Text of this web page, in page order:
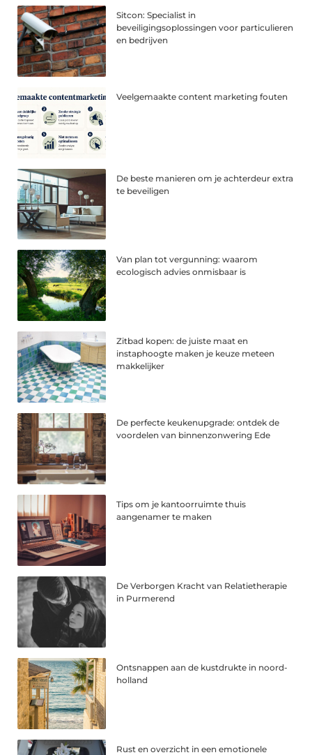
Sitcon: Specialist in
beveiligingsoplossingen voor particulieren
en bedrijven
Veelgemaakte content marketing fouten
De beste manieren om je achterdeur extra
te beveiligen
Van plan tot vergunning: waarom
ecologisch advies onmisbaar is
Zitbad kopen: de juiste maat en
instaphoogte maken je keuze meteen
makkelijker
De perfecte keukenupgrade: ontdek de
voordelen van binnenzonwering Ede
Tips om je kantoorruimte thuis
aangenamer te maken
De Verborgen Kracht van Relatietherapie
in Purmerend
Ontsnappen aan de kustdrukte in noord-
holland
Rust en overzicht in een emotionele